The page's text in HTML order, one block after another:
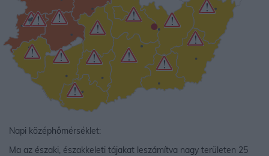
•
Napi középhőmérséklet:
Ma az északi, északkeleti tájakat leszámítva nagy területen 25